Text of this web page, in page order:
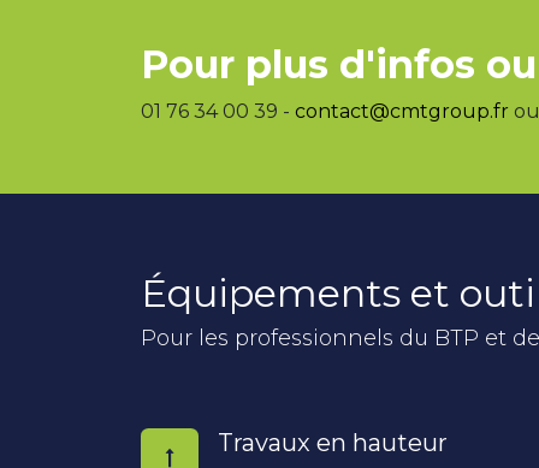
Pour plus d'infos
01 76 34 00 39 - contact@cmtgroup.fr
Équipements et
Pour les professionnels du BTP et
Travaux en hauteur